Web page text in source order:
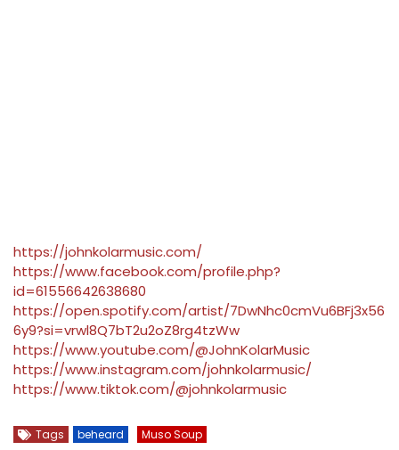
https://johnkolarmusic.com/
https://www.facebook.com/profile.php?
id=61556642638680
https://open.spotify.com/artist/7DwNhc0cmVu6BFj3x56
6y9?si=vrwl8Q7bT2u2oZ8rg4tzWw
https://www.youtube.com/@JohnKolarMusic
https://www.instagram.com/johnkolarmusic/
https://www.tiktok.com/@johnkolarmusic
Tags beheard Muso Soup